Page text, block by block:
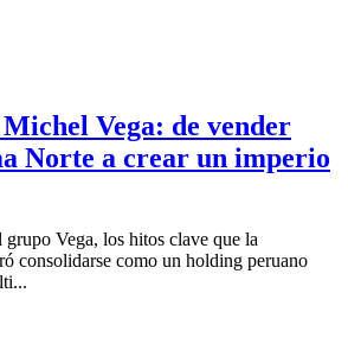
Vega: de vender
Norte a crear un imperio
Vega, los hitos clave que la
consolidarse como un holding peruano